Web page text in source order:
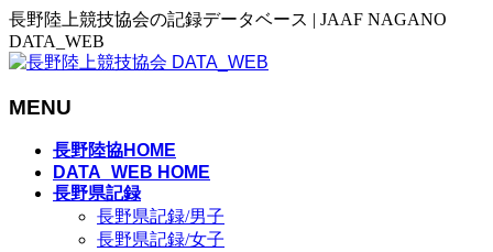
長野陸上競技協会の記録データベース | JAAF NAGANO
DATA_WEB
MENU
長野陸協HOME
DATA_WEB HOME
長野県記録
長野県記録/男子
長野県記録/女子